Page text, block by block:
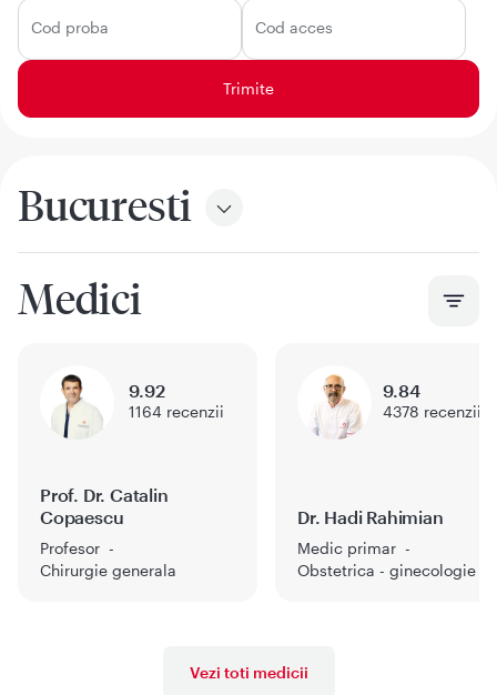
Cod proba Cod acces
Bucuresti
Medici
Prof. Dr. Catalin
Copaescu
Profesor
Chirurgie generala
9.92
1164 recenzii
Dr. Hadi Rahimian
Medic primar
Obstetrica - ginecologie
9.84
4378 recenzii
Vezi toti medicii